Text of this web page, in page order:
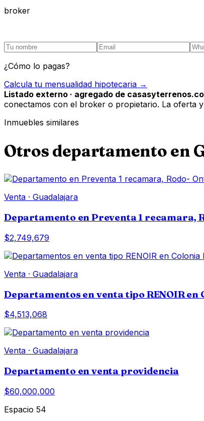
broker
¿Cómo lo pagas?
Calcula tu mensualidad hipotecaria →
Listado externo · agregado de
conectamos con el broker o propietario. La oferta
Inmuebles similares
Otros departamento en
Venta · Guadalajara
Departamento en Preventa 1 recamara,
$2,749,679
Venta · Guadalajara
Departamentos en venta tipo RENOIR
$4,513,068
Venta · Guadalajara
Departamento en venta providencia
$60,000,000
Espacio 54